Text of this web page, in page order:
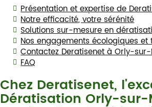
Présentation et expertise de
Notre efficacité, votre sérénité
Solutions sur-mesure en
Nos engagements écologiques et
Contactez Deratisenet à Orly-
FAQ
Chez Deratisenet,
Dératisation Orly-sur-